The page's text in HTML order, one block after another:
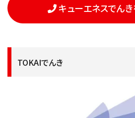
キューエネスでん
TOKAIでんき